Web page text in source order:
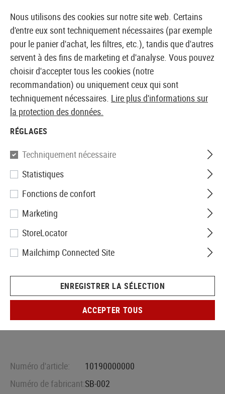
BOUTIQUE ET GROSSISTE EUROPÉEN AIRSOFT
Accueil Tuning et pièces détachées AEG Interne
Ares
7mm Stainless Steel Bushing
Numéro d'article:
10190000000
Numéro de fabricant:SB-002
Nous utilisons des cookies sur notre site web. Certains
d'entre eux sont techniquement nécessaires (par exemple
pour le panier d'achat, les filtres, etc.), tandis que d'autres
servent à des fins de marketing et d'analyse. Vous pouvez
choisir d'accepter tous les cookies (notre
recommandation) ou uniquement ceux qui sont
techniquement nécessaires. Lire plus d'informations sur
la protection des données.
RÉGLAGES
Techniquement nécessaire
Statistiques
Fonctions de confort
Marketing
StoreLocator
Mailchimp Connected Site
ENREGISTRER LA SÉLECTION
ACCEPTER TOUS